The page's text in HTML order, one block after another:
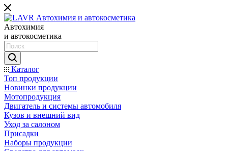
Автохимия
и автокосметика
Каталог
Топ продукции
Новинки продукции
Мотопродукция
Двигатель и системы автомобиля
Кузов и внешний вид
Уход за салоном
Присадки
Наборы продукции